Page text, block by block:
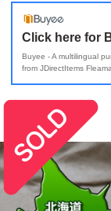
Click here for
Buyee - A multilingual
from JDirectItems